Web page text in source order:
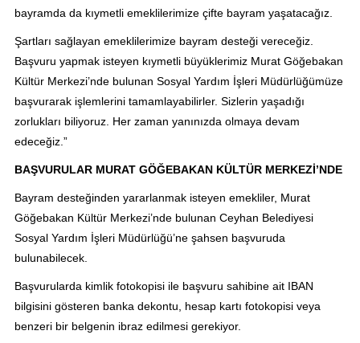
bayramda da kıymetli emeklilerimize çifte bayram yaşatacağız.
Şartları sağlayan emeklilerimize bayram desteği vereceğiz.
Başvuru yapmak isteyen kıymetli büyüklerimiz Murat Göğebakan
Kültür Merkezi’nde bulunan Sosyal Yardım İşleri Müdürlüğümüze
başvurarak işlemlerini tamamlayabilirler. Sizlerin yaşadığı
zorlukları biliyoruz. Her zaman yanınızda olmaya devam
edeceğiz.”
BAŞVURULAR MURAT GÖĞEBAKAN KÜLTÜR MERKEZİ’NDE
Bayram desteğinden yararlanmak isteyen emekliler, Murat
Göğebakan Kültür Merkezi’nde bulunan Ceyhan Belediyesi
Sosyal Yardım İşleri Müdürlüğü’ne şahsen başvuruda
bulunabilecek.
Başvurularda kimlik fotokopisi ile başvuru sahibine ait IBAN
bilgisini gösteren banka dekontu, hesap kartı fotokopisi veya
benzeri bir belgenin ibraz edilmesi gerekiyor.